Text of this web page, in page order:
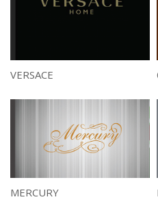
VERSACE
MERCURY